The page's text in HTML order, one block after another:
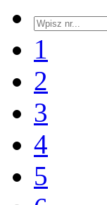
1
2
3
4
5